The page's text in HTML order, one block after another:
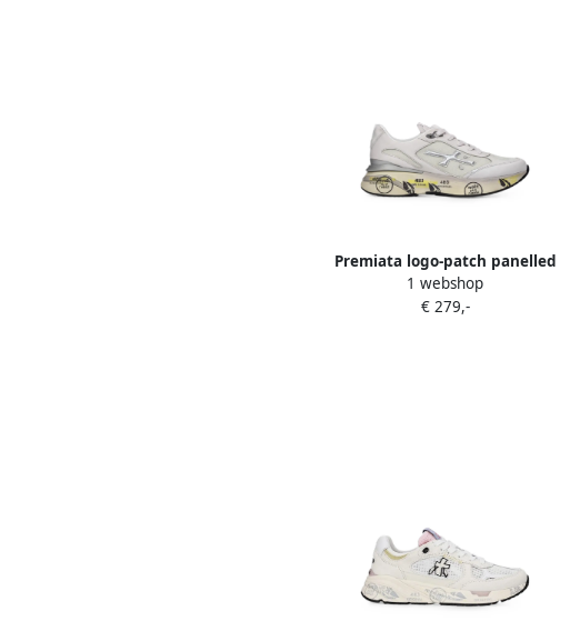
Premiata logo-patch panelled
sneakers Beige
1 webshop
€ 279,-